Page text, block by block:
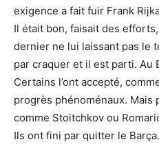
exigence a fait fuir Frank
Il était bon, faisait des
dernier ne lui laissant pas le
par craquer et il est parti. Au
Certains l’ont accepté,
progrès phénoménaux. Mais
comme Stoitchkov ou
Ils ont fini par quitter le Barça.